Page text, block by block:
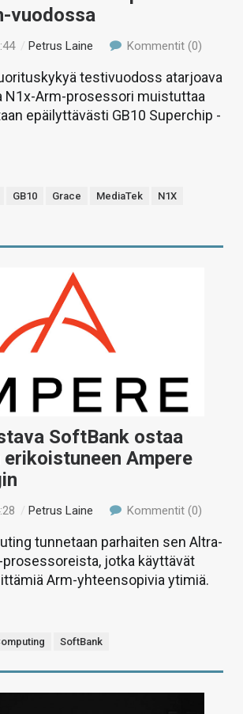
vuodossa
/ Petrus Laine Kommentit (0)
testivuodoss atarjoava
N1x-Arm-prosessori muistuttaa
epäilyttävästi GB10 Superchip -
GB10 Grace MediaTek
N1X
SoftBank ostaa
Ampere
/Petrus Laine Kommentit (0)
tunnetaan parhaiten sen Altra-
prosessoreista, jotka käyttävät
Arm-yhteensopivia ytimiä.
SoftBank